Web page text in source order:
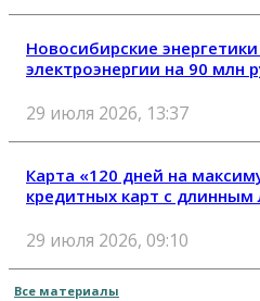
Новосибирские
электроэнергии на 90 млн
29 июля 2026, 13:37
Карта «120 дней на
кредитных карт с
29 июля 2026, 09:10
Все материалы